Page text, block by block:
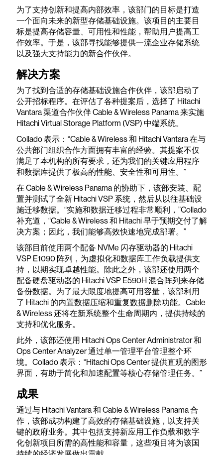
为了支持创新和提高内部效率，该部门的目标是打造
一个面向未来的新型存储基础设施。该项目的主要目
标是提高存储容量、可用性和性能，帮助用户提高工
作效率。于是，该部寻找能够提供一流企业存储系统
以及强大支持能力的新合作伙伴。
解决方案
为了找到合适的存储基础设施合作伙伴，该部启动了
公开招标程序。在评估了各种提案后，选择了 Hitachi
Vantara 渠道合作伙伴 Cable & Wireless Panama 来实施
Hitachi Virtual Storage Platform (VSP) 中端系统。
Collado 表示：“Cable & Wireless 和 Hitachi Vantara 在与
公共部门组织合作方面拥有丰富的经验。其提案不仅
满足了本机构的所有要求，还为我们的关键应用程序
和数据库提供了极高的性能、安全性和可用性。”
在 Cable & Wireless Panama 的协助下，该部安装、配
置并测试了全新 Hitachi VSP 系统，然后从以往基础设
施迁移数据。“实施和数据迁移过程非常顺利，”Collado
补充道，“Cable & Wireless 和 Hitachi 早于预期交付了解
决方案；因此，我们能够高效快速地完成部署。”
该部目前使用两个配备 NVMe 闪存驱动器的 Hitachi
VSP E1090 阵列，为虚拟化和数据库工作负载提供支
持，以期实现卓越性能。除此之外，该部还使用两个
配备硬盘驱动器的 Hitachi VSP E590H 混合阵列来存储
备份数据。为了最大限度地提高可用容量，该部利用
了 Hitachi 的内置数据压缩和重复数据删除功能。Cable
& Wireless 还将在新系统整个生命周期内，提供持续的
支持和优化服务。
此外，该部还使用 Hitachi Ops Center Administrator 和
Ops Center Analyzer 通过单一管理平台管理整个环
境。Collado 表示：“Hitachi Ops Center 提供直观的图形
界面，有助于简化和加速配置等核心存储管理任务。”
成果
通过与 Hitachi Vantara 和 Cable & Wireless Panama 合
作，该部成功构建了高效的存储基础设施，以支持关
键的政府业务。其中包括支持新应用工作负载和数字
化创新项目所需的高性能和容量，这些项目将为该国